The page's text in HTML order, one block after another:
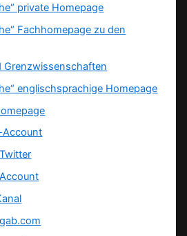
private Homepage
Fachhomepage zu den
Grenzwissenschaften
englischsprachige Homepage
Account